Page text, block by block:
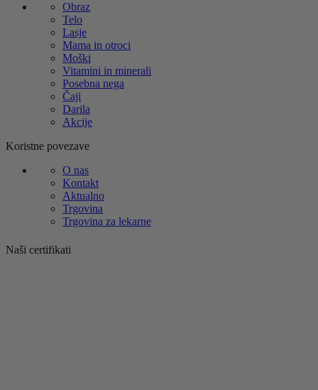
Obraz
Telo
Lasje
Mama in otroci
Moški
Vitamini in minerali
Posebna nega
Čaji
Darila
Akcije
Koristne povezave
O nas
Kontakt
Aktualno
Trgovina
Trgovina za lekarne
Naši certifikati